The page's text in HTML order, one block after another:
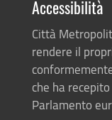
Accessibilità
Città
rendere il
che ha
Parlamento